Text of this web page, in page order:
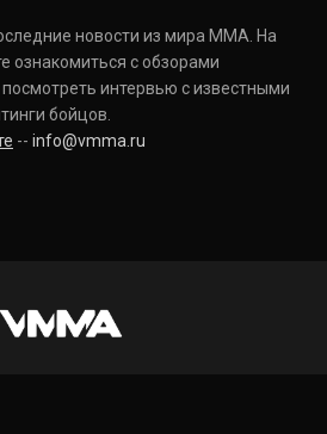
новости из мира ММА. На
ознакомиться с обзорами
интервью с известными
бойцов.
-- info@vmma.ru